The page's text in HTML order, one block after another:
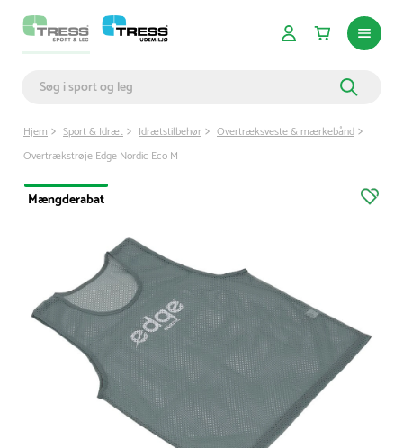
Hjem Sport & Idræt Idrætstilbehør
Overtræksveste & mærkebånd
Overtrækstrøje Edge Nordic Eco M
Mængderabat